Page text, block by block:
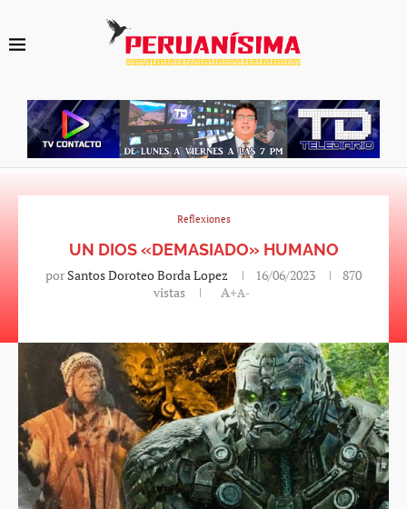
Reflexiones
UN DIOS «DEMASIADO» HUMANO
por Santos Doroteo Borda Lopez 16/06/2023
870
vistas
A+A-